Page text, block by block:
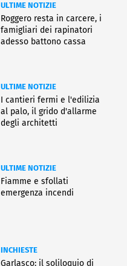
ULTIME NOTIZIE
Roggero resta in carcere, i
famigliari dei rapinatori
adesso battono cassa
ULTIME NOTIZIE
I cantieri fermi e l'edilizia
al palo, il grido d'allarme
degli architetti
ULTIME NOTIZIE
Fiamme e sfollati
emergenza incendi
INCHIESTE
Garlasco: il soliloquio di